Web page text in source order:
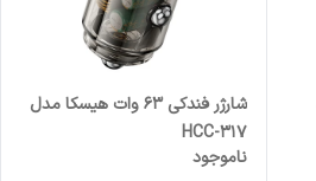
شارژر فندکی 63 وات هیسکا مدل
HCC-317
ناموجود